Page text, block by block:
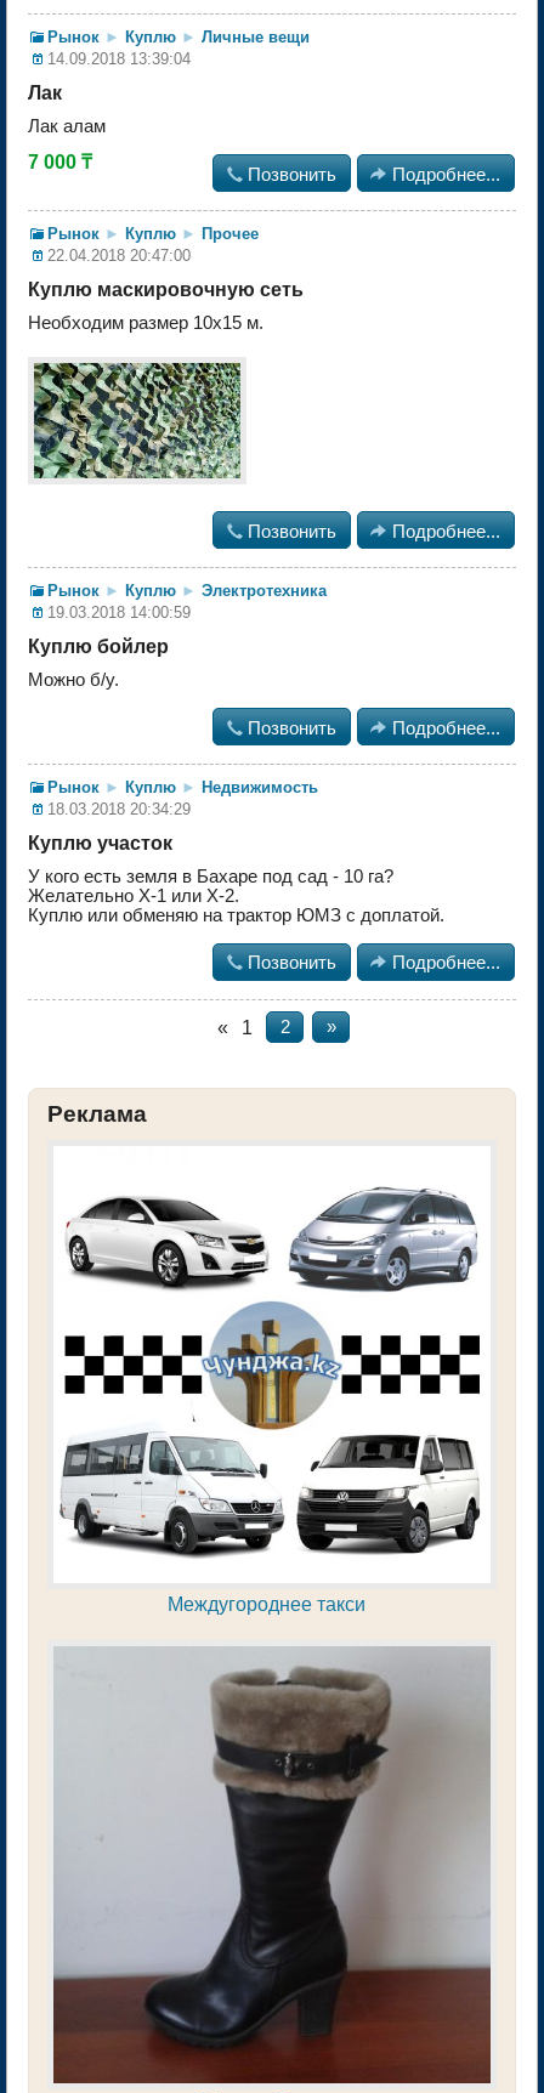
Рынок ► Куплю ► Личные вещи
14.09.2018 13:39:04
Лак
Лак алам
7 000 ₸
 Позвонить  Подробнее...
Рынок ► Куплю ► Прочее
22.04.2018 20:47:00
Куплю маскировочную сеть
Необходим размер 10х15 м.
 Позвонить  Подробнее...
Рынок ► Куплю ► Электротехника
19.03.2018 14:00:59
Куплю бойлер
Можно б/у.
 Позвонить  Подробнее...
Рынок ► Куплю ► Недвижимость
18.03.2018 20:34:29
Куплю участок
У кого есть земля в Бахаре под сад - 10 га?
Желательно Х-1 или Х-2.
Куплю или обменяю на трактор ЮМЗ с доплатой.
 Позвонить  Подробнее...
« 1 2 »
Реклама
Междугороднее такси